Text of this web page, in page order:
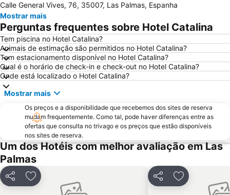
Paseo por la playa de Las Canteras
Puerto Rico Beach
Dunas de Maspalomas
Las Palmas
Las Palmeras Golf Sport Urban Resort
Centro Bulevard Monopol
Playa del Sol
Playa de Mogán
Vegueta
Lago Taurito Oasis
Porto de Mogán
Playa de San Agustín
Paseo De Las Canteras
Arinaga
Playa de las Burras
Gran Casino Costa Meloneras
Las Burras-Puerto Chico
Bahia Feliz
Triana
Thalasso
Carnaval de Las Palmas de Gran Canaria
Agua Dulce
Playa de Tufia
Gay Pride
Qué ver en tres días
Calle General Vives, 76, 35007, Las Palmas, Espanha
Mostrar mais
Perguntas frequentes sobre Hotel Catalina
Tem piscina no Hotel Catalina?
Animais de estimação são permitidos no Hotel Catalina?
Tem estacionamento disponível no Hotel Catalina?
Qual é o horário de check-in e check-out no Hotel Catalina?
Onde está localizado o Hotel Catalina?
Mostrar mais
Os preços e a disponibilidade que recebemos dos sites de reserva
mudam frequentemente. Como tal, pode haver diferenças entre as
ofertas que consulta no trivago e os preços que estão disponíveis
nos sites de reserva.
Um dos Hotéis com melhor avaliação em Las
Palmas
PartilharAdicionar aos favoritos PartilharAdicionar